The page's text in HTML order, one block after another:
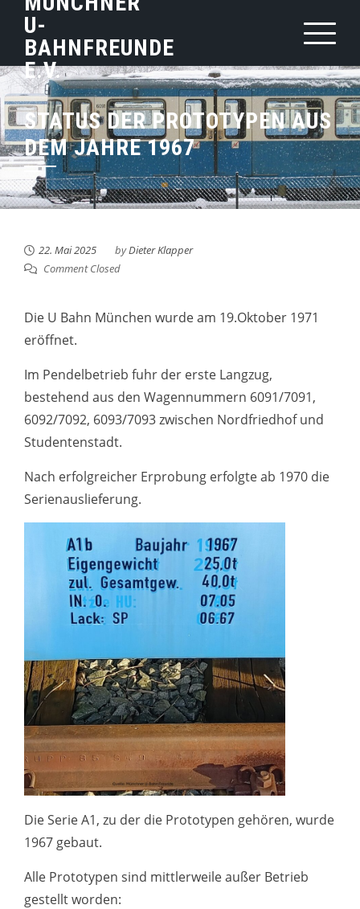
content
U-
BAHNFREUNDE
E.V.
STATUS DER PROTOTYPEN AUS
DEM JAHRE 1967
22. Mai 2025 byDieter Klapper
Comment Closed
Die U Bahn München wurde am 19.Oktober 1971
eröffnet.
Im Pendelbetrieb fuhr der erste Langzug,
bestehend aus den Wagennummern 6091/7091,
6092/7092, 6093/7093 zwischen Nordfriedhof und
Studentenstadt.
Nach erfolgreicher Erprobung erfolgte ab 1970 die
Serienauslieferung.
Die Serie A1, zu der die Prototypen gehören, wurde
1967 gebaut.
Alle Prototypen sind mittlerweile außer Betrieb
gestellt worden: